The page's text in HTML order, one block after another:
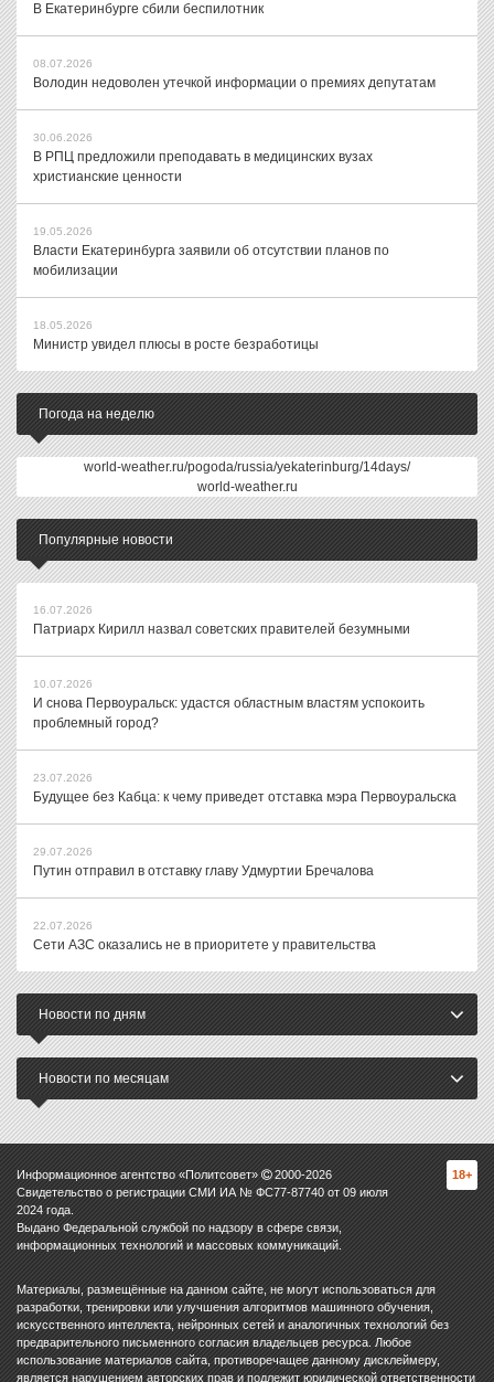
В Екатеринбурге сбили беспилотник
08.07.2026
Володин недоволен утечкой информации о премиях депутатам
30.06.2026
В РПЦ предложили преподавать в медицинских вузах
христианские ценности
19.05.2026
Власти Екатеринбурга заявили об отсутствии планов по
мобилизации
18.05.2026
Министр увидел плюсы в росте безработицы
Погода на неделю
world-weather.ru/pogoda/russia/yekaterinburg/14days/
world-weather.ru
Популярные новости
16.07.2026
Патриарх Кирилл назвал советских правителей безумными
10.07.2026
И снова Первоуральск: удастся областным властям успокоить
проблемный город?
23.07.2026
Будущее без Кабца: к чему приведет отставка мэра Первоуральска
29.07.2026
Путин отправил в отставку главу Удмуртии Бречалова
22.07.2026
Сети АЗС оказались не в приоритете у правительства
Новости по дням
Новости по месяцам
Информационное агентство «Политсовет» 2000-2026
Свидетельство о регистрации СМИ ИА № ФС77-87740 от 09 июля
2024 года.
Выдано Федеральной службой по надзору в сфере связи,
информационных технологий и массовых коммуникаций.
18+
Материалы, размещённые на данном сайте, не могут использоваться для
разработки, тренировки или улучшения алгоритмов машинного обучения,
искусственного интеллекта, нейронных сетей и аналогичных технологий без
предварительного письменного согласия владельцев ресурса. Любое
использование материалов сайта, противоречащее данному дисклеймеру,
является нарушением авторских прав и подлежит юридической ответственности